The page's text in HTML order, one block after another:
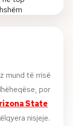
mund të rrisë
por
State
nisjeje.